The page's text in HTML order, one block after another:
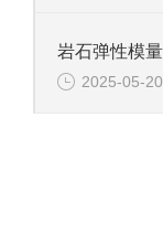
2025-05-20